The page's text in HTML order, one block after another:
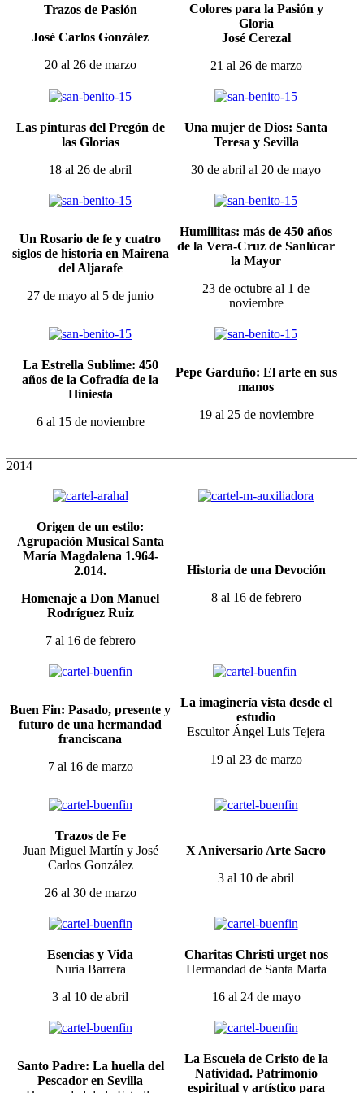
Trazos de Pasión
José Carlos González
20 al 26 de marzo
Colores para la Pasión y
Gloria
José Cerezal
21 al 26 de marzo
Las pinturas del Pregón de
las Glorias
18 al 26 de abril
Una mujer de Dios: Santa
Teresa y Sevilla
30 de abril al 20 de mayo
Un Rosario de fe y cuatro
siglos de historia en Mairena
del Aljarafe
27 de mayo al 5 de junio
Humillitas: más de 450 años
de la Vera-Cruz de Sanlúcar
la Mayor
23 de octubre al 1 de
noviembre
La Estrella Sublime: 450
años de la Cofradía de la
Hiniesta
6 al 15 de noviembre
Pepe Garduño: El arte en sus
manos
19 al 25 de noviembre
2014
Origen de un estilo:
Agrupación Musical Santa
María Magdalena 1.964-
2.014.
Homenaje a Don Manuel
Rodríguez Ruiz
7 al 16 de febrero
Historia de una Devoción
8 al 16 de febrero
Buen Fin: Pasado, presente y
futuro de una hermandad
franciscana
7 al 16 de marzo
La imaginería vista desde el
estudio
Escultor Ángel Luis Tejera
19 al 23 de marzo
Trazos de Fe
Juan Miguel Martín y José
Carlos González
26 al 30 de marzo
X Aniversario Arte Sacro
3 al 10 de abril
Esencias y Vida
Nuria Barrera
3 al 10 de abril
Charitas Christi urget nos
Hermandad de Santa Marta
16 al 24 de mayo
Santo Padre: La huella del
Pescador en Sevilla
La Escuela de Cristo de la
Natividad. Patrimonio
espiritual y artístico para